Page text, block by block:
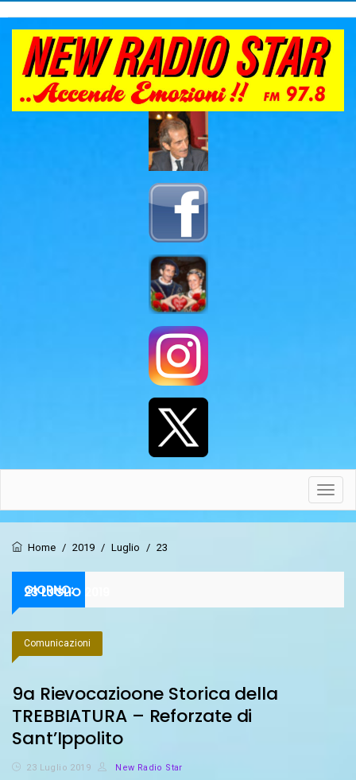
Home / 2019 / Luglio / 23
GIORNO:
23 LUGLIO 2019
Comunicazioni
9a Rievocazioone Storica della
TREBBIATURA – Reforzate di
Sant’Ippolito
23 Luglio 2019 New Radio Star